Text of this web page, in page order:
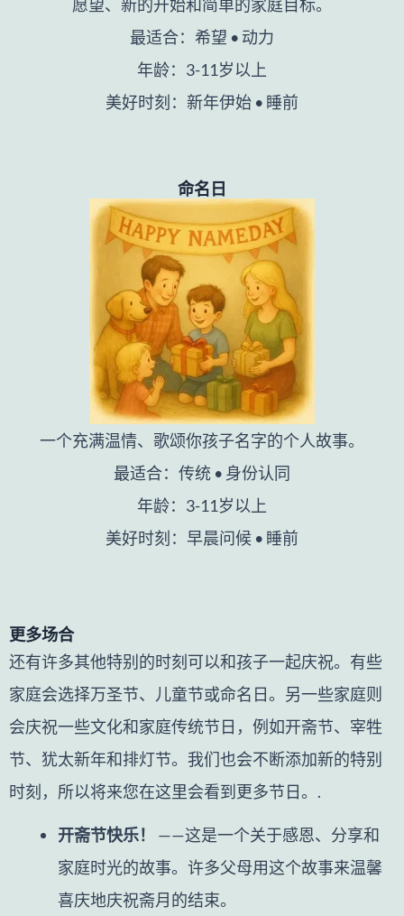
愿望、新的开始和简单的家庭目标。
最适合：希望 • 动力
年龄：3-11岁以上
美好时刻：新年伊始 • 睡前
命名日
一个充满温情、歌颂你孩子名字的个人故事。
最适合：传统 • 身份认同
年龄：3-11岁以上
美好时刻：早晨问候 • 睡前
更多场合
还有许多其他特别的时刻可以和孩子一起庆祝。有些
家庭会选择万圣节、儿童节或命名日。另一些家庭则
会庆祝一些文化和家庭传统节日，例如开斋节、宰牲
节、犹太新年和排灯节。我们也会不断添加新的特别
时刻，所以将来您在这里会看到更多节日。.
开斋节快乐！
——这是一个关于感恩、分享和
家庭时光的故事。许多父母用这个故事来温馨
喜庆地庆祝斋月的结束。